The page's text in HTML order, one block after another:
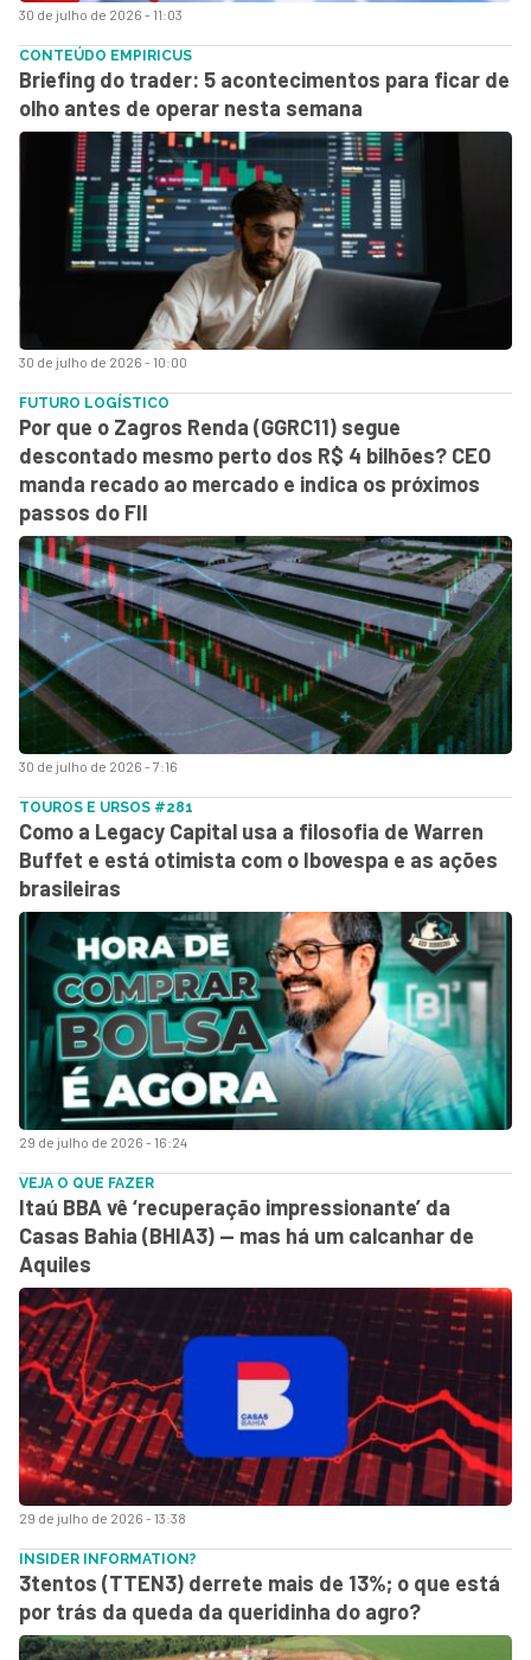
30 de julho de 2026 - 11:03
30 de julho de 2026 - 10:00
CONTEÚDO EMPIRICUS
Briefing do trader: 5 acontecimentos para ficar de
olho antes de operar nesta semana
30 de julho de 2026 - 7:16
FUTURO LOGÍSTICO
Por que o Zagros Renda (GGRC11) segue
descontado mesmo perto dos R$ 4 bilhões? CEO
manda recado ao mercado e indica os próximos
passos do FII
29 de julho de 2026 - 16:24
TOUROS E URSOS #281
Como a Legacy Capital usa a filosofia de Warren
Buffet e está otimista com o Ibovespa e as ações
brasileiras
29 de julho de 2026 - 13:38
VEJA O QUE FAZER
Itaú BBA vê ‘recuperação impressionante’ da
Casas Bahia (BHIA3) — mas há um calcanhar de
Aquiles
INSIDER INFORMATION?
3tentos (TTEN3) derrete mais de 13%; o que está
por trás da queda da queridinha do agro?